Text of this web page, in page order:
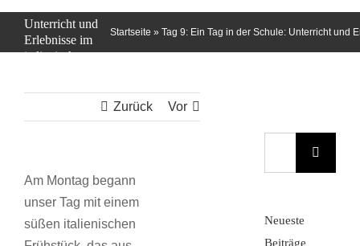
Unterricht und
Erlebnisse im
italienischen
Startseite » Tag 9: Ein Tag in der Schule: Unterricht und
Zurück Vor
Am Montag begann
unser Tag mit einem
süßen italienischen
Neueste
Beiträge